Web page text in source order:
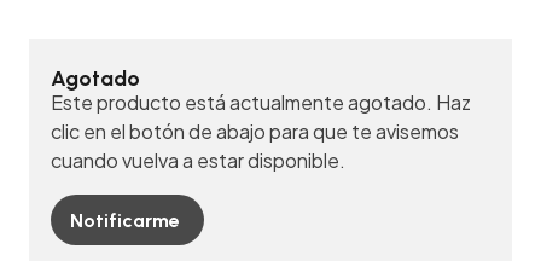
Agotado
Este producto está actualmente agotado. Haz
clic en el botón de abajo para que te avisemos
cuando vuelva a estar disponible.
Notificarme